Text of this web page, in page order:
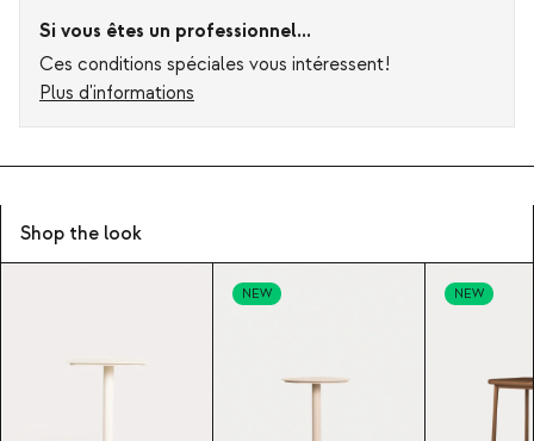
Si vous êtes un professionnel...
Ces conditions spéciales vous intéressent!
Plus d'informations
Shop the look
NEW NEW